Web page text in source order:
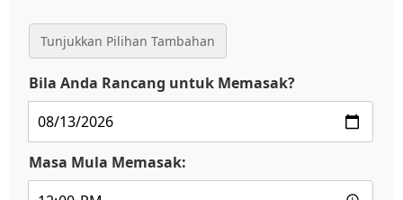
Tunjukkan Pilihan Tambahan
Bila Anda Rancang untuk Memasak?
Masa Mula Memasak: